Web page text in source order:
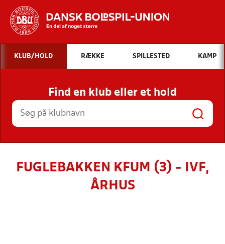
Hvad vil du søge efter?
INDHOLD OG NYHEDER
STILLINGER, RESULTATER, KLUBBER OG
HOLD
KLUB/HOLD RÆKKE SPILLESTED KAMP
Find en klub eller et hold
FUGLEBAKKEN KFUM (3) - IVF,
ÅRHUS